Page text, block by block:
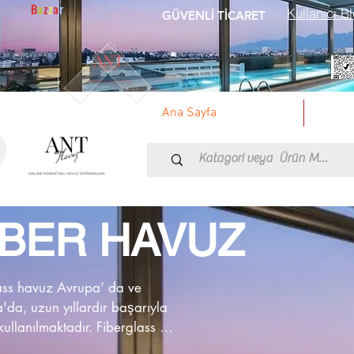
Bazzar GÜVENLİ TİCARET Kullanıcı
Ana Sayfa
HAVUZ
havuz Avrupa’ da ve
uzun yıllardır başarıyla
Fiberglass